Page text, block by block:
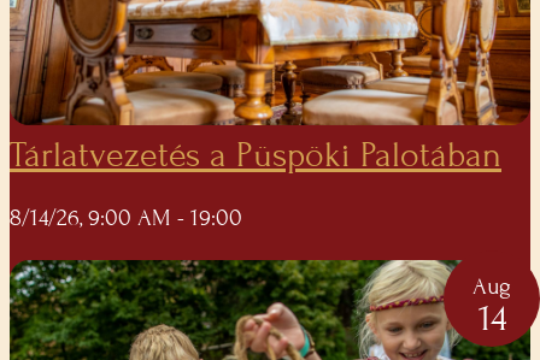
Tárlatvezetés a Püspöki Palotában
8/14/26, 9:00 AM - 19:00
Aug
14